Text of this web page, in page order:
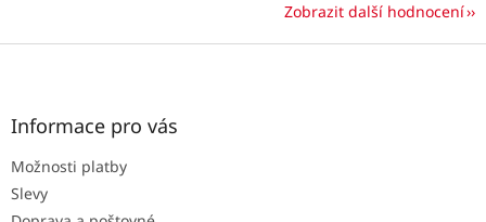
Zobrazit další hodnocení
Z
Informace pro vás
Možnosti platby
Slevy